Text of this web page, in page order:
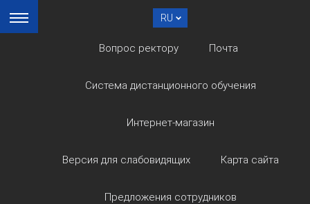
RU
Вопрос ректору Почта
Система дистанционного обучения
Интернет-магазин
Версия для слабовидящих Карта сайта
Предложения сотрудников